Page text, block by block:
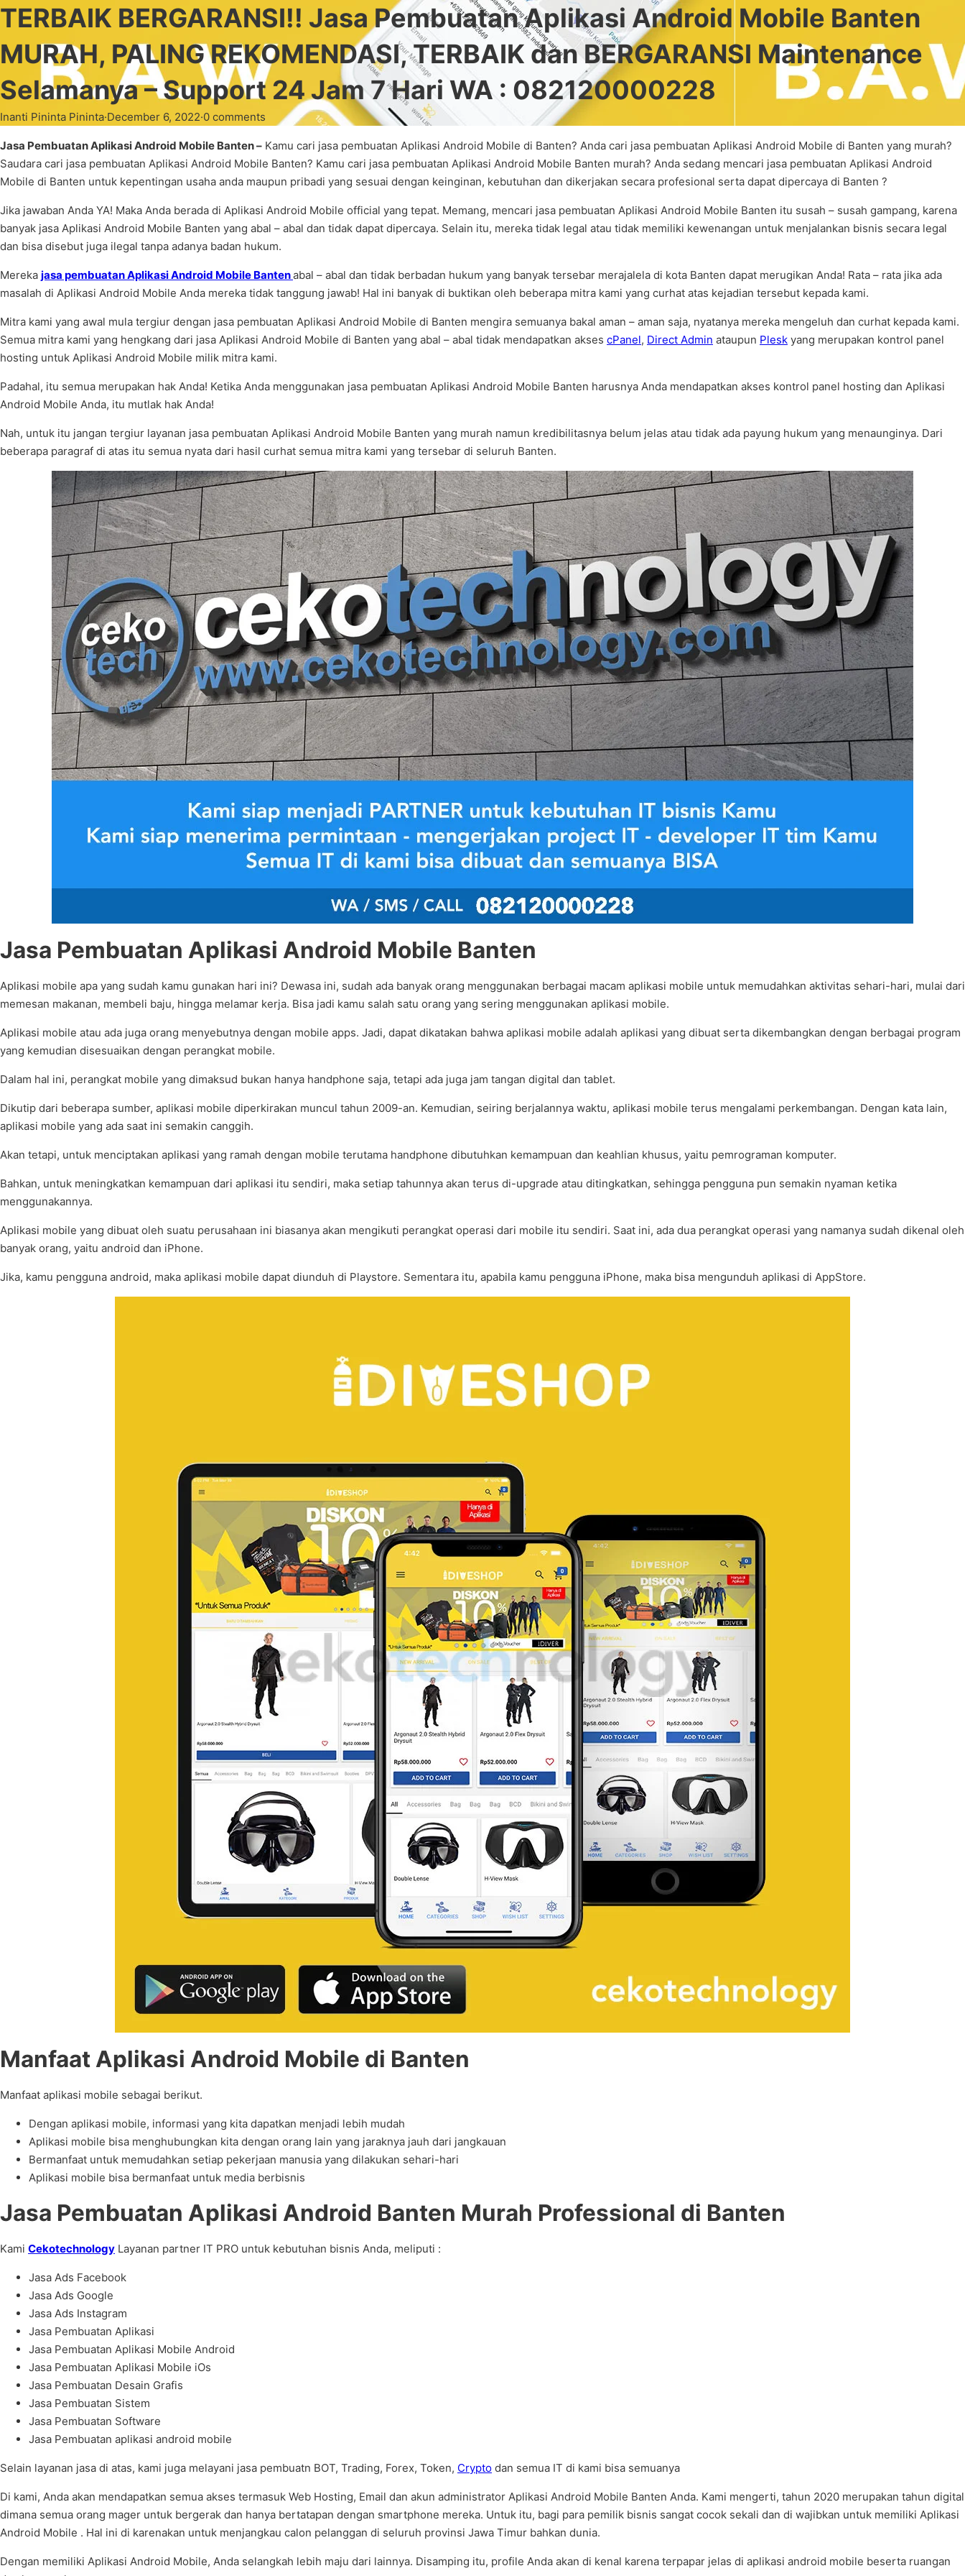
TERBAIK BERGARANSI!! Jasa Pembuatan Aplikasi Android Mobile Banten
MURAH, PALING REKOMENDASI, TERBAIK dan BERGARANSI Maintenance
Selamanya – Support 24 Jam 7 Hari WA : 082120000228
Inanti Pininta Pininta·December 6, 2022·0 comments
Jasa Pembuatan Aplikasi Android Mobile Banten – Kamu cari jasa pembuatan Aplikasi Android Mobile di Banten? Anda cari jasa pembuatan Aplikasi Android Mobile di Banten yang murah?
Saudara cari jasa pembuatan Aplikasi Android Mobile Banten? Kamu cari jasa pembuatan Aplikasi Android Mobile Banten murah? Anda sedang mencari jasa pembuatan Aplikasi Android
Mobile di Banten untuk kepentingan usaha anda maupun pribadi yang sesuai dengan keinginan, kebutuhan dan dikerjakan secara profesional serta dapat dipercaya di Banten ?
Jika jawaban Anda YA! Maka Anda berada di Aplikasi Android Mobile official yang tepat. Memang, mencari jasa pembuatan Aplikasi Android Mobile Banten itu susah – susah gampang, karena
banyak jasa Aplikasi Android Mobile Banten yang abal – abal dan tidak dapat dipercaya. Selain itu, mereka tidak legal atau tidak memiliki kewenangan untuk menjalankan bisnis secara legal
dan bisa disebut juga ilegal tanpa adanya badan hukum.
Mereka jasa pembuatan Aplikasi Android Mobile Bantenabal – abal dan tidak berbadan hukum yang banyak tersebar merajalela di kota Banten dapat merugikan Anda! Rata – rata jika ada
masalah di Aplikasi Android Mobile Anda mereka tidak tanggung jawab! Hal ini banyak di buktikan oleh beberapa mitra kami yang curhat atas kejadian tersebut kepada kami.
Mitra kami yang awal mula tergiur dengan jasa pembuatan Aplikasi Android Mobile di Banten mengira semuanya bakal aman – aman saja, nyatanya mereka mengeluh dan curhat kepada kami.
Semua mitra kami yang hengkang dari jasa Aplikasi Android Mobile di Banten yang abal – abal tidak mendapatkan akses cPanel, Direct Admin ataupun Plesk yang merupakan kontrol panel
hosting untuk Aplikasi Android Mobile milik mitra kami.
Padahal, itu semua merupakan hak Anda! Ketika Anda menggunakan jasa pembuatan Aplikasi Android Mobile Banten harusnya Anda mendapatkan akses kontrol panel hosting dan Aplikasi
Android Mobile Anda, itu mutlak hak Anda!
Nah, untuk itu jangan tergiur layanan jasa pembuatan Aplikasi Android Mobile Banten yang murah namun kredibilitasnya belum jelas atau tidak ada payung hukum yang menaunginya. Dari
beberapa paragraf di atas itu semua nyata dari hasil curhat semua mitra kami yang tersebar di seluruh Banten.
Jasa Pembuatan Aplikasi Android Mobile Banten
Aplikasi mobile apa yang sudah kamu gunakan hari ini? Dewasa ini, sudah ada banyak orang menggunakan berbagai macam aplikasi mobile untuk memudahkan aktivitas sehari-hari, mulai dari
memesan makanan, membeli baju, hingga melamar kerja. Bisa jadi kamu salah satu orang yang sering menggunakan aplikasi mobile.
Aplikasi mobile atau ada juga orang menyebutnya dengan mobile apps. Jadi, dapat dikatakan bahwa aplikasi mobile adalah aplikasi yang dibuat serta dikembangkan dengan berbagai program
yang kemudian disesuaikan dengan perangkat mobile.
Dalam hal ini, perangkat mobile yang dimaksud bukan hanya handphone saja, tetapi ada juga jam tangan digital dan tablet.
Dikutip dari beberapa sumber, aplikasi mobile diperkirakan muncul tahun 2009-an. Kemudian, seiring berjalannya waktu, aplikasi mobile terus mengalami perkembangan. Dengan kata lain,
aplikasi mobile yang ada saat ini semakin canggih.
Akan tetapi, untuk menciptakan aplikasi yang ramah dengan mobile terutama handphone dibutuhkan kemampuan dan keahlian khusus, yaitu pemrograman komputer.
Bahkan, untuk meningkatkan kemampuan dari aplikasi itu sendiri, maka setiap tahunnya akan terus di-upgrade atau ditingkatkan, sehingga pengguna pun semakin nyaman ketika
menggunakannya.
Aplikasi mobile yang dibuat oleh suatu perusahaan ini biasanya akan mengikuti perangkat operasi dari mobile itu sendiri. Saat ini, ada dua perangkat operasi yang namanya sudah dikenal oleh
banyak orang, yaitu android dan iPhone.
Jika, kamu pengguna android, maka aplikasi mobile dapat diunduh di Playstore. Sementara itu, apabila kamu pengguna iPhone, maka bisa mengunduh aplikasi di AppStore.
Manfaat Aplikasi Android Mobile di Banten
Manfaat aplikasi mobile sebagai berikut.
Dengan aplikasi mobile, informasi yang kita dapatkan menjadi lebih mudah
Aplikasi mobile bisa menghubungkan kita dengan orang lain yang jaraknya jauh dari jangkauan
Bermanfaat untuk memudahkan setiap pekerjaan manusia yang dilakukan sehari-hari
Aplikasi mobile bisa bermanfaat untuk media berbisnis
Jasa Pembuatan Aplikasi Android Banten Murah Professional di Banten
Kami Cekotechnology Layanan partner IT PRO untuk kebutuhan bisnis Anda, meliputi :
Jasa Ads Facebook
Jasa Ads Google
Jasa Ads Instagram
Jasa Pembuatan Aplikasi
Jasa Pembuatan Aplikasi Mobile Android
Jasa Pembuatan Aplikasi Mobile iOs
Jasa Pembuatan Desain Grafis
Jasa Pembuatan Sistem
Jasa Pembuatan Software
Jasa Pembuatan aplikasi android mobile
Selain layanan jasa di atas, kami juga melayani jasa pembuatn BOT, Trading, Forex, Token, Crypto dan semua IT di kami bisa semuanya
Di kami, Anda akan mendapatkan semua akses termasuk Web Hosting, Email dan akun administrator Aplikasi Android Mobile Banten Anda. Kami mengerti, tahun 2020 merupakan tahun digital
dimana semua orang mager untuk bergerak dan hanya bertatapan dengan smartphone mereka. Untuk itu, bagi para pemilik bisnis sangat cocok sekali dan di wajibkan untuk memiliki Aplikasi
Android Mobile . Hal ini di karenakan untuk menjangkau calon pelanggan di seluruh provinsi Jawa Timur bahkan dunia.
Dengan memiliki Aplikasi Android Mobile, Anda selangkah lebih maju dari lainnya. Disamping itu, profile Anda akan di kenal karena terpapar jelas di aplikasi android mobile beserta ruangan